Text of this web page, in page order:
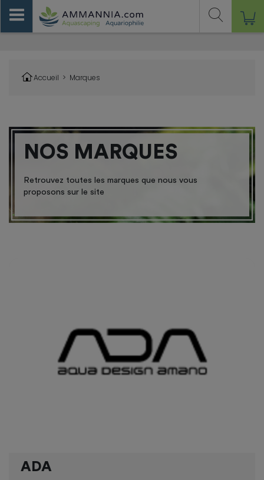
Accueil > Marques
NOS MARQUES
Retrouvez toutes les marques que nous vous
proposons sur le site
ADA